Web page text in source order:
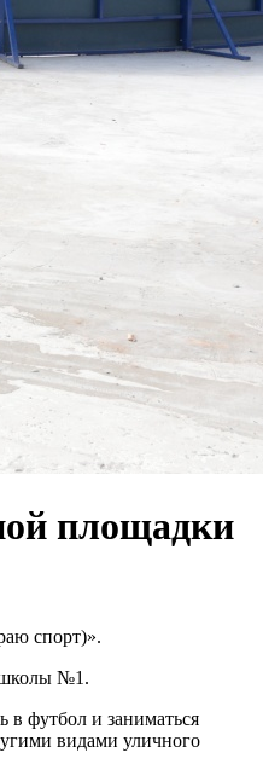
площадки
спорт)».
школы №1.
в футбол и заниматься
видами уличного